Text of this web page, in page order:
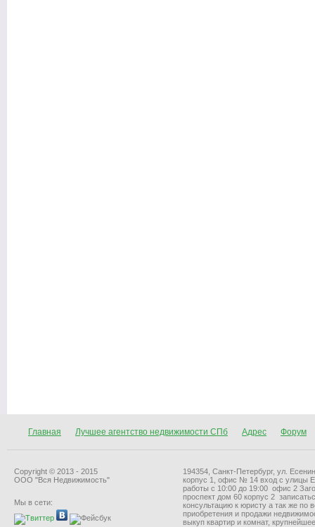
Главная Лучшее агентство недвижимости СПб Адрес Форум
Copyright © 2013 - 2015
ООО "Вся Недвижимость"
Мы в сети:
194354, Санкт-Петербург, ул.
корпус 1, офис № 14 вход с улицы
работы с 10:00 до 19:00 офис 2
проспект дом 60 корпус 2
консультацию к юристу а так же по
приобретения и продажи
выкуп квартир и комнат,